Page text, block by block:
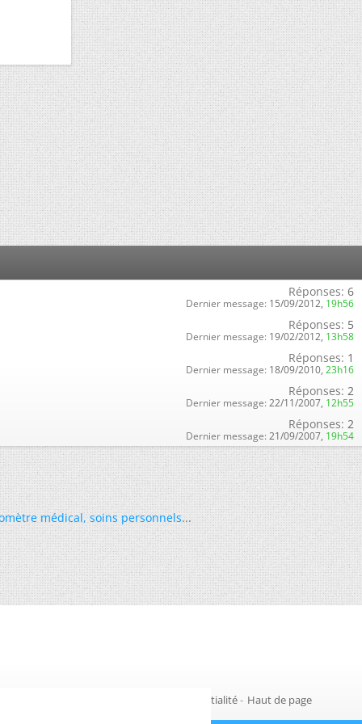
Réponses: 6
Dernier message: 15/09/2012, 19h56
Réponses: 5
Dernier message: 19/02/2012, 13h58
Réponses: 1
Dernier message: 18/09/2010, 23h16
Réponses: 2
Dernier message: 22/11/2007, 12h55
Réponses: 2
Dernier message: 21/09/2007, 19h54
médical,soins personnels...
Politique de confidentialité- Haut de page